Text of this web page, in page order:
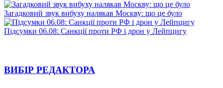
Загадковий звук вибуху налякав Москву: що це було
Підсумки 06.08: Санкції проти РФ і дрон у Лейпцигу
ВИБІР РЕДАКТОРА